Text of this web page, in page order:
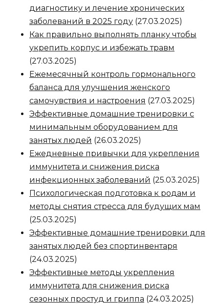
диагностику и лечение хронических
заболеваний в 2025 году (27.03.2025)
Как правильно выполнять планку чтобы
укрепить корпус и избежать травм
(27.03.2025)
Ежемесячный контроль гормонального
баланса для улучшения женского
самочувствия и настроения (27.03.2025)
Эффективные домашние тренировки с
минимальным оборудованием для
занятых людей (26.03.2025)
Ежедневные привычки для укрепления
иммунитета и снижения риска
инфекционных заболеваний (25.03.2025)
Психологическая подготовка к родам и
методы снятия стресса для будущих мам
(25.03.2025)
Эффективные домашние тренировки для
занятых людей без спортинвентаря
(24.03.2025)
Эффективные методы укрепления
иммунитета для снижения риска
сезонных простуд и гриппа (24.03.2025)